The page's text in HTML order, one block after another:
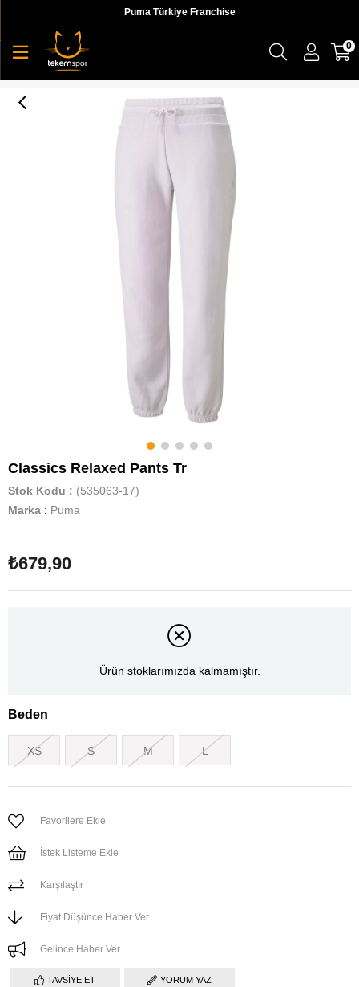
Puma Türkiye Franchise
0
Classics Relaxed Pants Tr
Stok Kodu
(535063-17)
Marka : Puma
₺679,90
Ürün stoklarımızda kalmamıştır.
Beden
XS S M L
Favorilere Ekle
İstek Listeme Ekle
Karşılaştır
Fiyat Düşünce Haber Ver
Gelince Haber Ver
TAVSIYE ET YORUM YAZ